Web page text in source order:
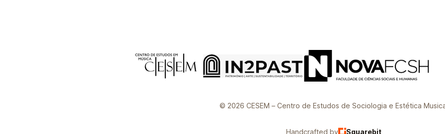
© 2026 CESEM – Centro de Estudos de Sociologia e Estética
Handcrafted by Squarebit